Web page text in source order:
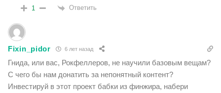
1 Ответить
Fixin_pidor 6 лет назад
Гнида, или вас, Рокфеллеров, не научили базовым вещам?
С чего бы нам донатить за непонятный контент?
Инвестируй в этот проект бабки из финжира, набери